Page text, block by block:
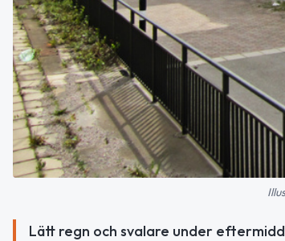
Lätt regn och svalare under